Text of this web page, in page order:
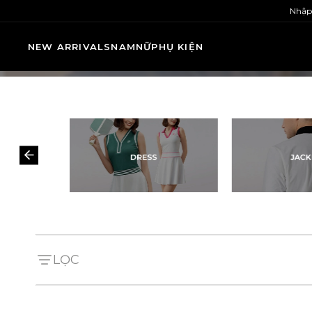
NEW ARRIVALSNAMNỮPHỤ KIỆN
LỌC